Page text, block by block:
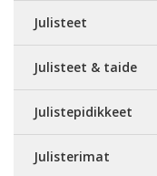
Julisteet
Julisteet & taide
Julistepidikkeet
Julisterimat